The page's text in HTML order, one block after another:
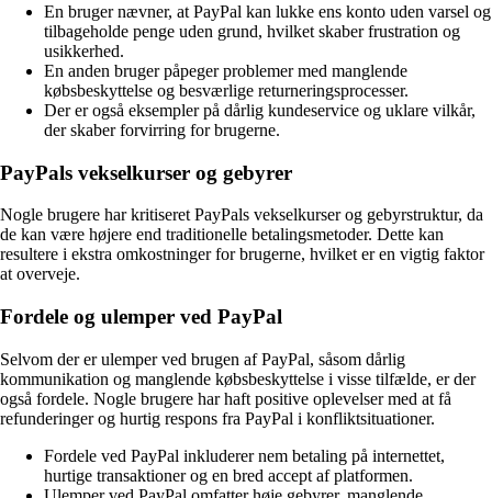
En bruger nævner, at PayPal kan lukke ens konto uden varsel og
tilbageholde penge uden grund, hvilket skaber frustration og
usikkerhed.
En anden bruger påpeger problemer med manglende
købsbeskyttelse og besværlige returneringsprocesser.
Der er også eksempler på dårlig kundeservice og uklare vilkår,
der skaber forvirring for brugerne.
PayPals vekselkurser og gebyrer
Nogle brugere har kritiseret PayPals vekselkurser og gebyrstruktur, da
de kan være højere end traditionelle betalingsmetoder. Dette kan
resultere i ekstra omkostninger for brugerne, hvilket er en vigtig faktor
at overveje.
Fordele og ulemper ved PayPal
Selvom der er ulemper ved brugen af PayPal, såsom dårlig
kommunikation og manglende købsbeskyttelse i visse tilfælde, er der
også fordele. Nogle brugere har haft positive oplevelser med at få
refunderinger og hurtig respons fra PayPal i konfliktsituationer.
Fordele ved PayPal inkluderer nem betaling på internettet,
hurtige transaktioner og en bred accept af platformen.